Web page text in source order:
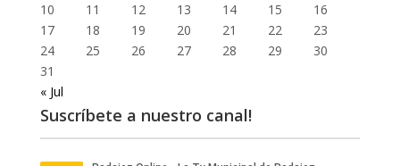
10
11 12 13 14 15
16
17
18 19 20 21 22
23
24
25 26 27 28 29
30
31
« Jul
Suscríbete a nuestro canal!